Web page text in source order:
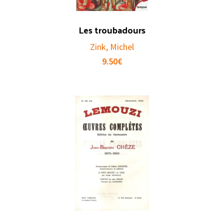
Les troubadours
Zink, Michel
9.50€